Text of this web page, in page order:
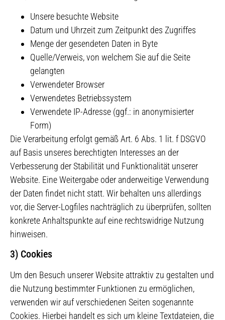
Unsere besuchte Website
Datum und Uhrzeit zum Zeitpunkt des Zugriffes
Menge der gesendeten Daten in Byte
Quelle/Verweis, von welchem Sie auf die Seite
gelangten
Verwendeter Browser
Verwendetes Betriebssystem
Verwendete IP-Adresse (ggf.: in anonymisierter
Form)
Die Verarbeitung erfolgt gemäß Art. 6 Abs. 1 lit. f DSGVO
auf Basis unseres berechtigten Interesses an der
Verbesserung der Stabilität und Funktionalität unserer
Website. Eine Weitergabe oder anderweitige Verwendung
der Daten findet nicht statt. Wir behalten uns allerdings
vor, die Server-Logfiles nachträglich zu überprüfen, sollten
konkrete Anhaltspunkte auf eine rechtswidrige Nutzung
hinweisen.
3) Cookies
Um den Besuch unserer Website attraktiv zu gestalten und
die Nutzung bestimmter Funktionen zu ermöglichen,
verwenden wir auf verschiedenen Seiten sogenannte
Cookies. Hierbei handelt es sich um kleine Textdateien, die